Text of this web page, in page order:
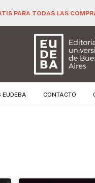
PARA TODAS LAS
EUDEBA CONTACTO